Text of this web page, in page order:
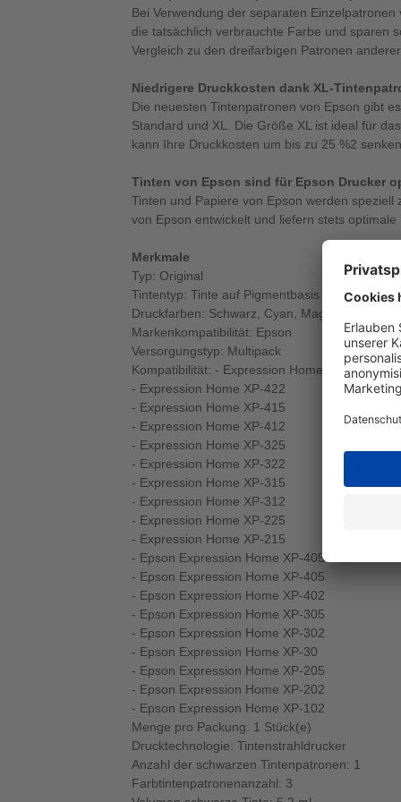
Bei Verwendung der separaten
die tatsächlich verbrauchte Farbe und sparen
Vergleich zu den dreifarbigen Patronen
Niedrigere Druckkosten dank XL-
Die neuesten Tintenpatronen von Epson gibt
Standard und XL. Die Größe XL ist ideal für
kann Ihre Druckkosten um bis zu 25 %2
Tinten von Epson sind für Epson Drucker
Tinten und Papiere von Epson werden speziell
von Epson entwickelt und liefern stets optimale
Merkmale
Typ: Original
Tintentyp: Tinte auf Pigmentbasis
Druckfarben: Schwarz, Cyan, Magenta, Gelb
Markenkompatibilität: Epson
Versorgungstyp: Multipack
Kompatibilität: - Expression Home XP-425
- Expression Home XP-422
- Expression Home XP-415
- Expression Home XP-412
- Expression Home XP-325
- Expression Home XP-322
- Expression Home XP-315
- Expression Home XP-312
- Expression Home XP-225
- Expression Home XP-215
- Epson Expression Home XP-405WH
- Epson Expression Home XP-405
- Epson Expression Home XP-402
- Epson Expression Home XP-305
- Epson Expression Home XP-302
- Epson Expression Home XP-30
- Epson Expression Home XP-205
- Epson Expression Home XP-202
- Epson Expression Home XP-102
Menge pro Packung: 1 Stück(e)
Drucktechnologie: Tintenstrahldrucker
Anzahl der schwarzen Tintenpatronen: 1
Farbtintenpatronenanzahl: 3